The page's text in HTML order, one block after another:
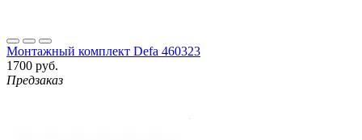
Монтажный комплект Defa 460323
1700 руб.
Предзаказ